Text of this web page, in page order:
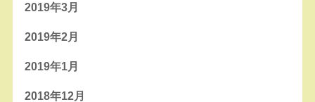
2019年3月
2019年2月
2019年1月
2018年12月